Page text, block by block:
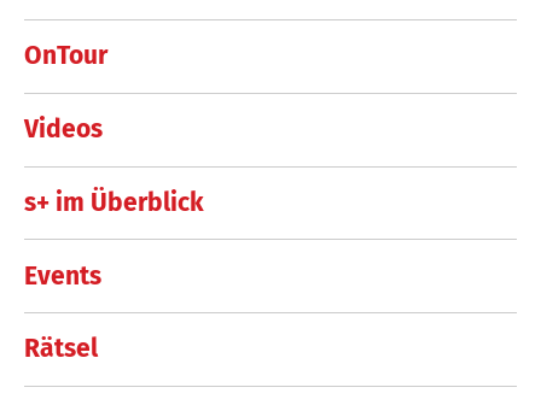
OnTour
Videos
s+ im Überblick
Events
Rätsel